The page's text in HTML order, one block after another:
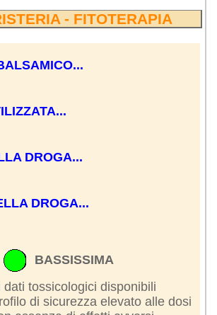
- FITOTERAPIA
DROGA...
DROGA...
BASSISSIMA
dati tossicologici disponibili
di sicurezza elevato alle dosi